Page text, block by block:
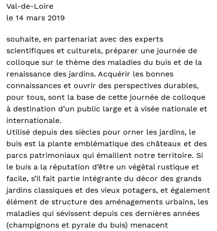
Val-de-Loire
le 14 mars 2019
souhaite, en partenariat avec des experts
scientifiques et culturels, préparer une journée de
colloque sur le thème des maladies du buis et de la
renaissance des jardins. Acquérir les bonnes
connaissances et ouvrir des perspectives durables,
pour tous, sont la base de cette journée de colloque
à destination d’un public large et à visée nationale et
internationale.
Utilisé depuis des siècles pour orner les jardins, le
buis est la plante emblématique des châteaux et des
parcs patrimoniaux qui émaillent notre territoire. Si
le buis a la réputation d’être un végétal rustique et
facile, s’il fait partie intégrante du décor des grands
jardins classiques et des vieux potagers, et également
élément de structure des aménagements urbains, les
maladies qui sévissent depuis ces dernières années
(champignons et pyrale du buis) menacent